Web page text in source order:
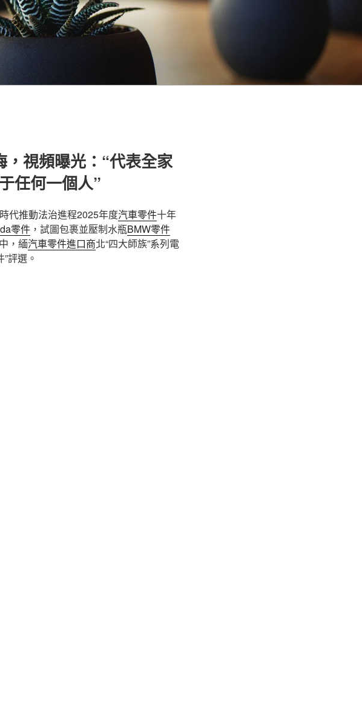
視頻曝光：“代表全家
任何一個人”
代推動法治進程2025年度汽車零件十年
零件 ，試圖包裹並壓制水瓶BMW零件
，緬汽車零件進口商北“四大師族”系列電
評選。